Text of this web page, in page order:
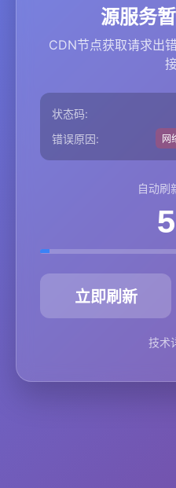
源服务
CDN节点获取请求出
状态码:
错误原因: 网
自动刷
立即刷新
技术